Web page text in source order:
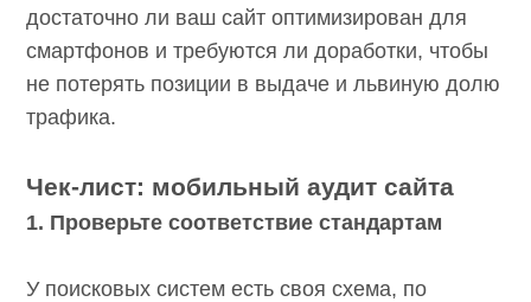
достаточно ли ваш сайт оптимизирован для
смартфонов и требуются ли доработки, чтобы
не потерять позиции в выдаче и львиную долю
трафика.
Чек-лист: мобильный аудит сайта
1. Проверьте соответствие стандартам
У поисковых систем есть своя схема, по